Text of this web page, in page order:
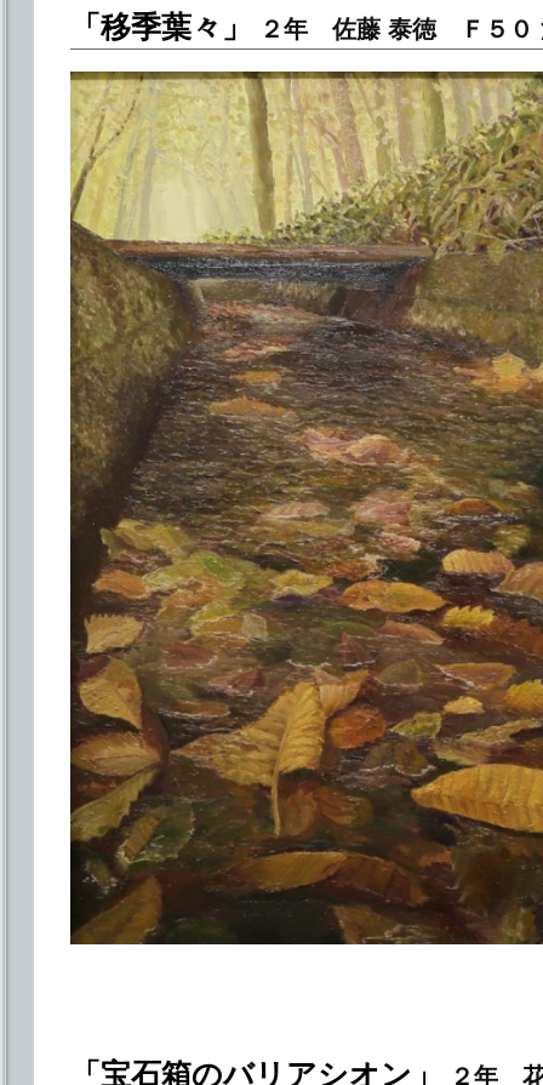
「移季葉々」 ２年 佐藤 泰徳 Ｆ５０
「宝石箱のバリアシオン」 ２年